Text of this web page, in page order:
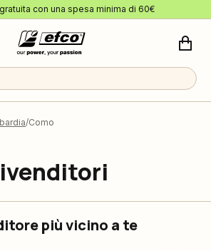
con una spesa minima di 60€
Como
più vicino a te